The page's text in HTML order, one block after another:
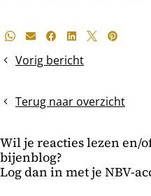
Deel
bericht
Whatsapp
E-mailFacebook
LinkedIn
X Pinterest
Vorig bericht
Een
TBH-Terug naar overzicht
Wil je reacties lezen en/
bijenblog?
Log dan in met je NBV-